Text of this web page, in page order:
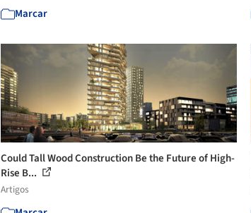
Marcar
Could Tall Wood Construction Be the Future of High-
Rise B...
Artigos